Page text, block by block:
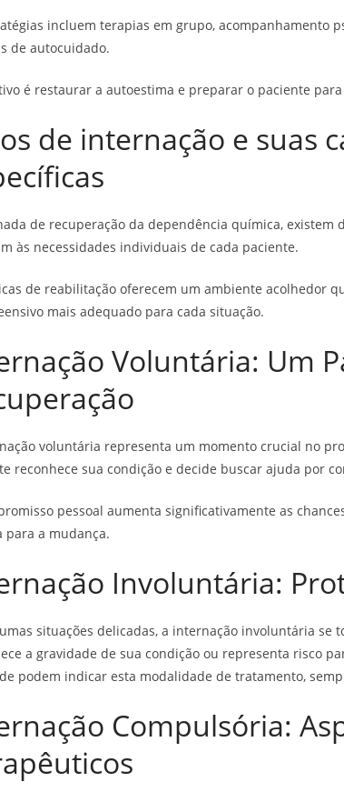
incluem terapias em grupo, acompanhamento
de autocuidado.
é restaurar a autoestima e preparar o paciente
de internação e suas
de recuperação da dependência química,
às necessidades individuais de cada paciente.
de reabilitação oferecem um ambiente acolhedor
mais adequado para cada situação.
Voluntária: Um
voluntária representa um momento crucial no
reconhece sua condição e decide buscar ajuda por
pessoal aumenta significativamente as
para a mudança.
Involuntária:
situações delicadas, a internação involuntária se
a gravidade de sua condição ou representa risco
podem indicar esta modalidade de tratamento,
Compulsória: